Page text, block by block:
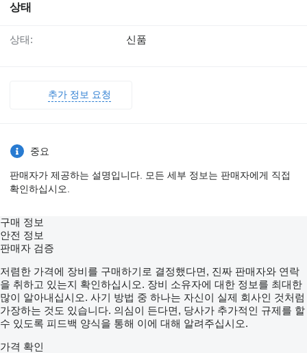
상태
상태: 신품
추가 정보 요청
중요
판매자가 제공하는 설명입니다. 모든 세부 정보는 판매자에게 직접
확인하십시오.
구매 정보
안전 정보
판매자 검증
저렴한 가격에 장비를 구매하기로 결정했다면, 진짜 판매자와 연락
을 취하고 있는지 확인하십시오. 장비 소유자에 대한 정보를 최대한
많이 알아내십시오. 사기 방법 중 하나는 자신이 실제 회사인 것처럼
가장하는 것도 있습니다. 의심이 든다면, 당사가 추가적인 규제를 할
수 있도록 피드백 양식을 통해 이에 대해 알려주십시오.
가격 확인